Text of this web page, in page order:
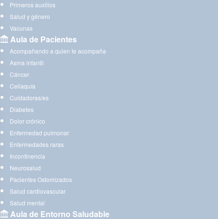
Primeros auxilios
Salud y género
Vacunas
Aula de Pacientes
Acompañando a quien te acompaña
Asma infantil
Cáncer
Celiaquía
Cuidadoras/es
Diabetes
Dolor crónico
Enfermedad pulmonar
Enfermedades raras
Incontinencia
Neurosalud
Pacientes Ostomizados
Salud cardiovascular
Salud mental
Aula de Entorno Saludable